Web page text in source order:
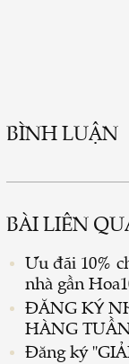
BÌNH LUẬN
BÀI LIÊN
Ưu đãi 10%
nhà gần
ĐĂNG KÝ
HÀNG
Đăng ký